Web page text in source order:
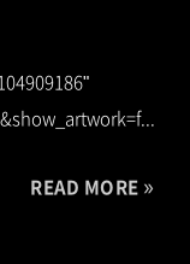
READ MORE